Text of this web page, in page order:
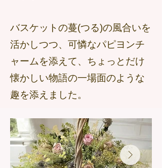
バスケットの蔓(つる)の風合いを
活かしつつ、可憐なパピヨンチ
ャームを添えて、ちょっとだけ
懐かしい物語の一場面のような
趣を添えました。